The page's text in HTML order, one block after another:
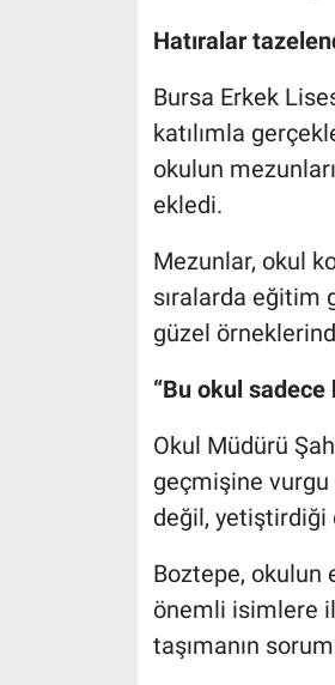
Hatıralar
Bursa Erkek
katılımla
okulun
ekledi.
Mezunlar, okul
sıralarda eğitim
güzel
“Bu okul
Okul Müdürü
geçmişine vurgu
değil, yetiştirdiği
Boztepe, okulun
önemli isimlere
taşımanın